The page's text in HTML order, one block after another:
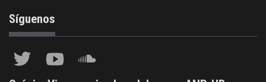
Síguenos